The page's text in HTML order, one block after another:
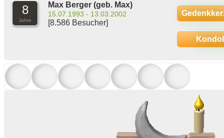
8
Jahre
Max Berger (geb. Max)
15.07.1993 - 13.03.2002
[8.586 Besucher]